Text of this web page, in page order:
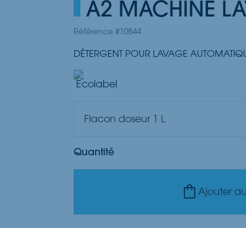
A2 MACHINE
Référence #10844
DÉTERGENT POUR LAVAGE
Flacon doseur 1 L
Quantité
Ajouter